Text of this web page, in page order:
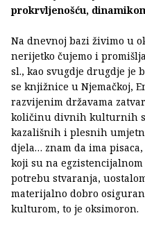
prokrvljenošću,
Na dnevnoj bazi živimo u
nerijetko čujemo i
sl., kao svugdje drugdje je
se knjižnice u Njemačkoj,
razvijenim državama
količinu divnih kulturnih
kazališnih i plesnih
djela… znam da ima
koji su na
potrebu stvaranja,
materijalno dobro
kulturom, to je oksimoron.